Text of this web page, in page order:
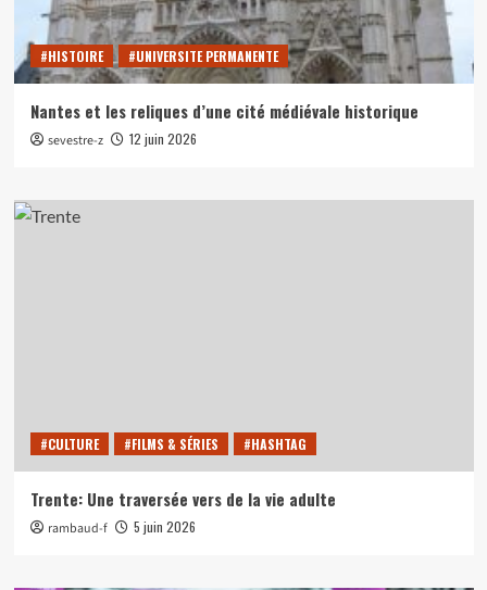
#HISTOIRE #UNIVERSITE PERMANENTE
Nantes et les reliques d’une cité médiévale historique
sevestre-z 12 juin 2026
#CULTURE #FILMS & SÉRIES #HASHTAG
Trente: Une traversée vers de la vie adulte
rambaud-f 5 juin 2026